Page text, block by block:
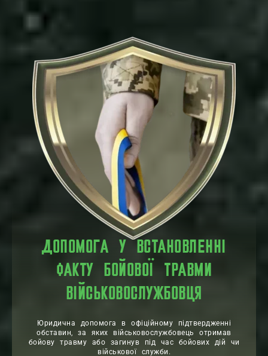
ДОПОМОГА У ВСТАНОВЛЕННІ
ФАКТУ БОЙОВОЇ ТРАВМИ
ВІЙСЬКОВОСЛУЖБОВЦЯ
Юридична допомога в офіційному підтвердженні
обставин, за яких військовослужбовець отримав
бойову травму або загинув під час бойових дій чи
військової служби.